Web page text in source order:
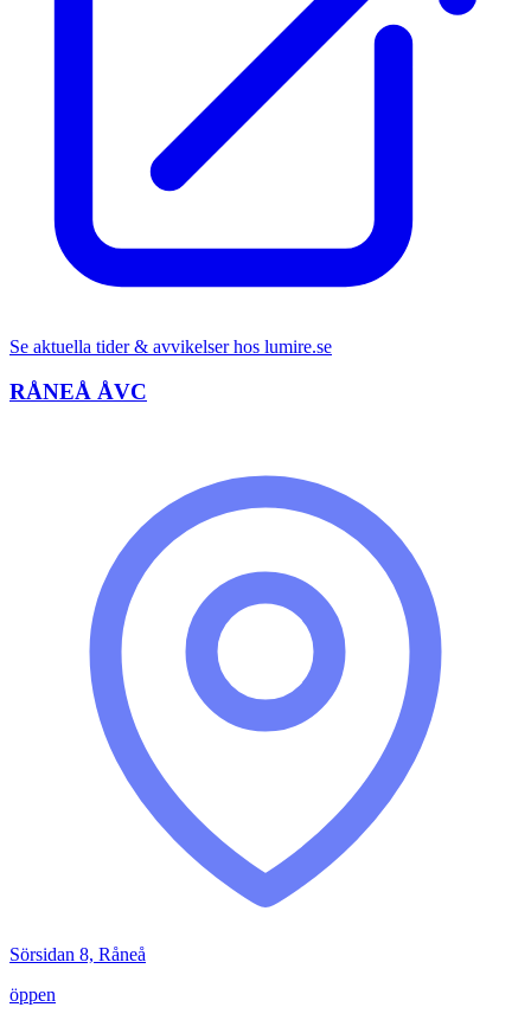
Se aktuella tider & avvikelser hos lumire.se
RÅNEÅ ÅVC
Sörsidan 8, Råneå
öppen